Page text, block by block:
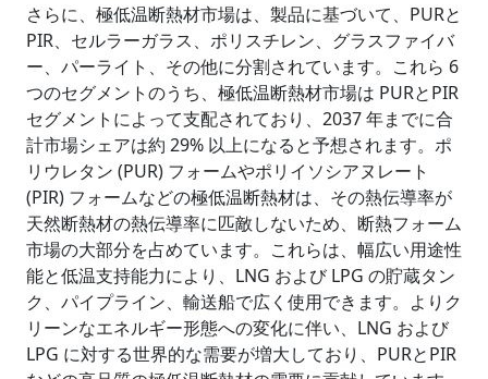
さらに、極低温断熱材市場は、製品に基づいて、PURと
PIR、セルラーガラス、ポリスチレン、グラスファイバ
ー、パーライト、その他に分割されています。これら 6
つのセグメントのうち、極低温断熱材市場は PURとPIR
セグメントによって支配されており、2037 年までに合
計市場シェアは約 29% 以上になると予想されます。ポ
リウレタン (PUR) フォームやポリイソシアヌレート
(PIR) フォームなどの極低温断熱材は、その熱伝導率が
天然断熱材の熱伝導率に匹敵しないため、断熱フォーム
市場の大部分を占めています。これらは、幅広い用途性
能と低温支持能力により、LNG および LPG の貯蔵タン
ク、パイプライン、輸送船で広く使用できます。よりク
リーンなエネルギー形態への変化に伴い、LNG および
LPG に対する世界的な需要が増大しており、PURとPIR